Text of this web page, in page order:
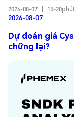
2026-08-07
15-
2026-08-07
Dự đoán giá
chững lại?